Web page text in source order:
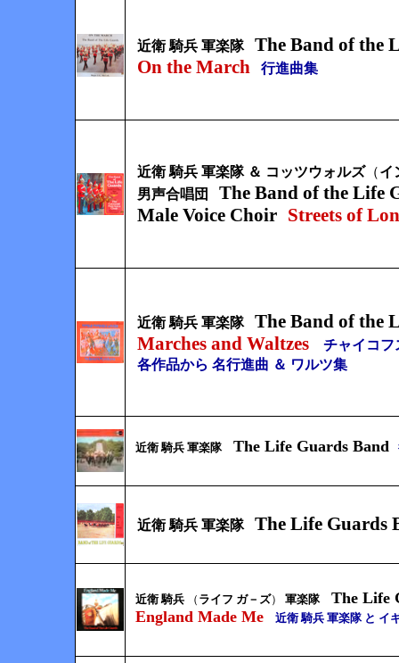
近衛 騎兵 軍楽隊
The Band of the
On the March
行進曲集
近衛 騎兵 軍楽隊 ＆ コッツウォルズ（イ
男声合唱団
The Band of the Life
Male Voice Choir Streets of
近衛 騎兵 軍楽隊
The Band of the
Marches and Waltzes
チャイコフ
各作品から 名行進曲 ＆ ワルツ集
近衛 騎兵 軍楽隊 The Life Guards Band
近衛 騎兵 軍楽隊 The Life Guards
近衛 騎兵 （ ライフ ガ－ズ） 軍楽隊 The Life
England Made Me
近衛 騎兵 軍楽隊 と イ